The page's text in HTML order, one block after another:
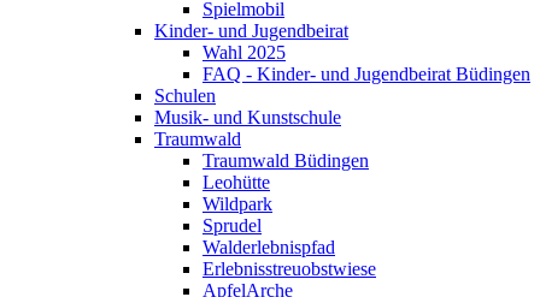
Spielmobil
Kinder- und Jugendbeirat
Wahl 2025
FAQ - Kinder- und Jugendbeirat Büdingen
Schulen
Musik- und Kunstschule
Traumwald
Traumwald Büdingen
Leohütte
Wildpark
Sprudel
Walderlebnispfad
Erlebnisstreuobstwiese
ApfelArche